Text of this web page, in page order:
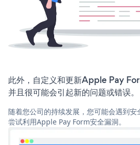
此外，自定义和更新Apple Pay
并且很可能会引起新的问题或错误。
随着您公司的持续发展，您可能会遇到
尝试利用Apple Pay Form安全漏洞。